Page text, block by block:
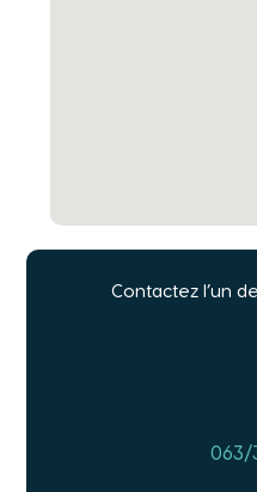
Contactez l’un de
063/